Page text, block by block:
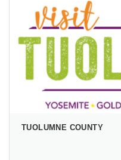
TUOLUMNE COUNTY